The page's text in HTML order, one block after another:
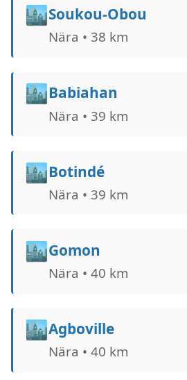
🏙️Soukou-Obou
Nära • 38 km
🏙️Babiahan
Nära • 39 km
🏙️Botindé
Nära • 39 km
🏙️Gomon
Nära • 40 km
🏙️Agboville
Nära • 40 km